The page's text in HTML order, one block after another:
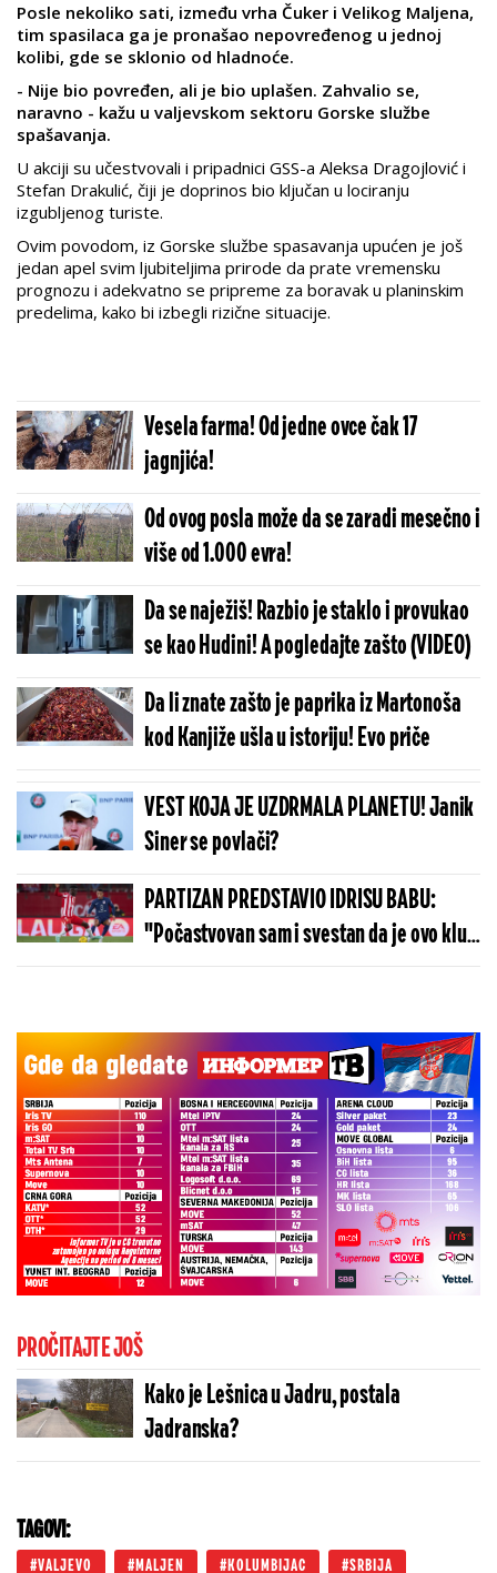
Posle nekoliko sati, između vrha Čuker i Velikog Maljena,
tim spasilaca ga je pronašao nepovređenog u jednoj
kolibi, gde se sklonio od hladnoće.
- Nije bio povređen, ali je bio uplašen. Zahvalio se,
naravno - kažu u valjevskom sektoru Gorske službe
spašavanja.
U akciji su učestvovali i pripadnici GSS-a Aleksa Dragojlović i
Stefan Drakulić, čiji je doprinos bio ključan u lociranju
izgubljenog turiste.
Ovim povodom, iz Gorske službe spasavanja upućen je još
jedan apel svim ljubiteljima prirode da prate vremensku
prognozu i adekvatno se pripreme za boravak u planinskim
predelima, kako bi izbegli rizične situacije.
Vesela farma! Od jedne ovce čak 17
jagnjića!
Od ovog posla može da se zaradi mesečno i
više od 1.000 evra!
Da se naježiš! Razbio je staklo i provukao
se kao Hudini! A pogledajte zašto (VIDEO)
Da li znate zašto je paprika iz Martonoša
kod Kanjiže ušla u istoriju! Evo priče
VEST KOJA JE UZDRMALA PLANETU! Janik
Siner se povlači?
PARTIZAN PREDSTAVIO IDRISU BABU:
"Počastvovan sam i svestan da je ovo klub
sa velikom istorijom"
PROČITAJTE JOŠ
Kako je Lešnica u Jadru, postala
Jadranska?
TAGOVI:
VALJEVO MALJEN KOLUMBIJAC SRBIJA